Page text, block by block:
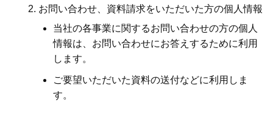
お問い合わせ、資料請求をいただいた方の個人情報
当社の各事業に関するお問い合わせの方の個人
情報は、お問い合わせにお答えするために利用
します。
ご要望いただいた資料の送付などに利用しま
す。